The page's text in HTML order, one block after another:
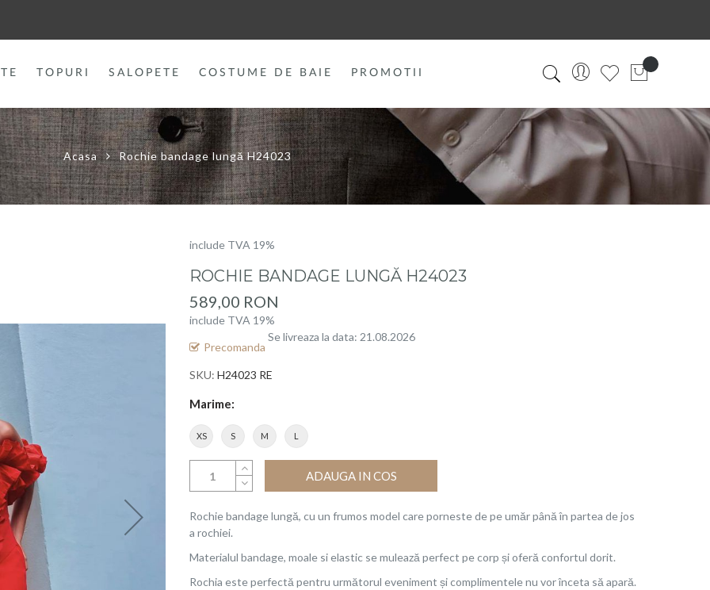
TOPURI SALOPETE COSTUME DE BAIE PROMOTII
Acasa Rochie bandage lungă H24023
include TVA 19%
ROCHIE BANDAGE LUNGĂ H24023
589,00 RON
include TVA 19%
Precomanda
Se livreaza la data: 21.08.2026
SKU H24023 RE
Marime
XS S M L
ADAUGA IN COS
Rochie bandage lungă, cu un frumos model care porneste de pe umăr până în partea de jos
a rochiei.
Materialul bandage, moale si elastic se mulează perfect pe corp și oferă confortul dorit.
Rochia este perfectă pentru următorul eveniment și complimentele nu vor înceta să apară.